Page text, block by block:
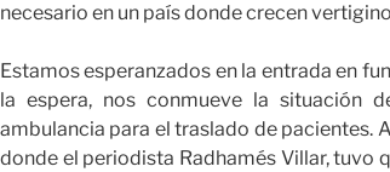
necesario en un país donde crecen
Estamos esperanzados en la entrada en
la espera, nos conmueve la situación
ambulancia para el traslado de pacientes.
donde el periodista Radhamés Villar, tuvo